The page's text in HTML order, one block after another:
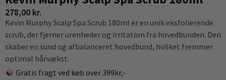
278,00 kr.
Kevin Murphy Scalp Spa Scrub 180ml er en unik eksfolierende
scrub, der fjerner urenheder og irritation fra hovedbunden. Den
skaber en sund og afbalanceret hovedbund, hvilket fremmer
optimal hårvækst.
Gratis fragt ved køb over 399kr,-